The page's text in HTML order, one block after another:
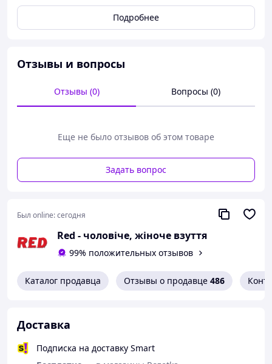
36р
Х 38р 39р Х
▷ підійдуть на середній і високий підйом
Подробнее
Отзывы и вопросы
Отзывы (0) Вопросы (0)
Еще не было отзывов об этом товаре
Задать вопрос
Был online:сегодня
Red - чоловіче, жіноче взуття
99% положительных отзывов
Каталог продавца Отзывы о продавце 486
Доставка
Подписка на доставку Smart